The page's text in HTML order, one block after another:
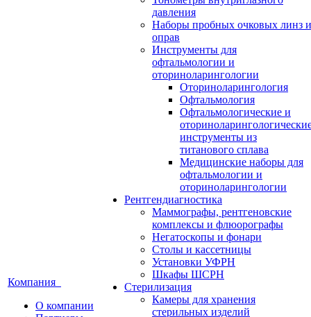
Компания
О компании
давления
Наборы пробных очковых линз и
оправ
Инструменты для
офтальмологии и
оториноларингологии
Оториноларингология
Офтальмология
Офтальмологические и
инструменты из
титанового сплава
Медицинские наборы для
офтальмологии и
оториноларингологии
Рентгендиагностика
Маммографы, рентгеновские
комплексы и флюорографы
Негатоскопы и фонари
Столы и кассетницы
Установки УФРН
Шкафы ШСРН
Стерилизация
Камеры для хранения
стерильных изделий